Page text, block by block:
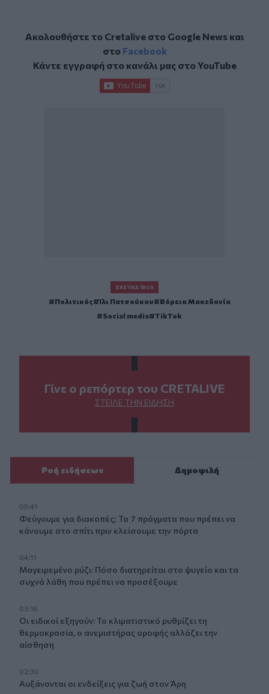
Ακολουθήστε το Cretalive στο Google Newsκαι
στο Facebook
Κάντε εγγραφή στο κανάλι μας στοYouTube
ΣΧΕΤΙΚΆ TAGS
Πολιτικός Ίλι Πατσούκου
Βόρεια Μακεδονία
Social media
TikTok
Γίνε ο ρεπόρτερ του CRETALIVE
ΣΤΕΊΛΕ ΤΗΝ ΕΊΔΗΣΗ
Ροή ειδήσεων Δημοφιλή
05:41
Φεύγουμε για διακοπές; Τα 7 πράγματα που πρέπει να
κάνουμε στο σπίτι πριν κλείσουμε την πόρτα
04:11
Μαγειρεμένο ρύζι: Πόσο διατηρείται στο ψυγείο και τα
συχνά λάθη που πρέπει να προσέξουμε
03:16
Οι ειδικοί εξηγούν: Το κλιματιστικό ρυθμίζει τη
θερμοκρασία, ο ανεμιστήρας οροφής αλλάζει την
αίσθηση
02:30
Αυξάνονται οι ενδείξεις για ζωή στον Άρη